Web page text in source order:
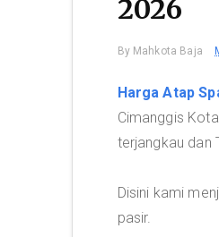
2026
By Mahkota Baja
Harga Atap
Cimanggis
terjangkau dan
Disini kami
pasir.